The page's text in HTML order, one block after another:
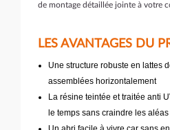
de montage détaillée jointe à votre
LES AVANTAGES DU
Une structure robuste en lattes
assemblées horizontalement
La résine teintée et traitée anti
le temps sans craindre les